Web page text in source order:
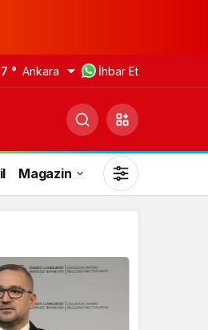
° Ankara İhbar Et
Magazin
seçin.